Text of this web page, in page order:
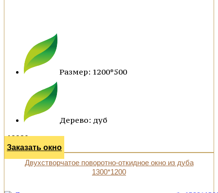
Размер: 1200*500
Дерево: дуб
12380 р.
Заказать окно
Двухстворчатое поворотно-откидное окно из дуба
1300*1200